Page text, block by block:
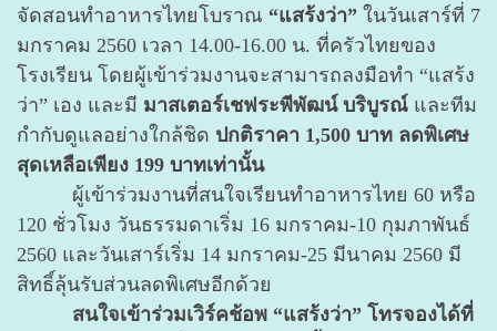
จัดสอนทำอาหารไทยโบราณ “แสร้งว่า” ในวันเสาร์ที่ 7
มกราคม 2560 เวลา 14.00-16.00 น. ที่ครัวไทยของ
โรงเรียน โดยผู้เข้าร่วมงานจะสามารถลงมือทำ “แสร้ง
ว่า” เอง และมี มาสเตอร์เชฟระพีพัฒน์ บริบูรณ์ และทีม
กำกับดูแลอย่างใกล้ชิด ปกติราคา 1,500 บาท ลดพิเศษ
สุดเหลือเพียง 199 บาทเท่านั้น
ผู้เข้าร่วมงานที่สนใจเรียนทำอาหารไทย 60 หรือ
120 ชั่วโมง วันธรรมดาเริ่ม 16 มกราคม-10 กุมภาพันธ์
2560 และวันเสาร์เริ่ม 14 มกราคม-25 มีนาคม 2560 มี
สิทธิ์ลุ้นรับส่วนลดพิเศษอีกด้วย
สนใจเข้าร่วมเวิร์คช้อพ “แสร้งว่า” โทรจองได้ที่